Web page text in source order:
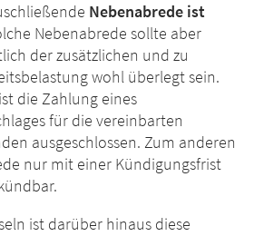
Nebenabrede ist
Nebenabrede sollte aber
der zusätzlichen und zu
wohl überlegt sein.
die Zahlung eines
für die vereinbarten
ausgeschlossen. Zum anderen
nur mit einer Kündigungsfrist
ist darüber hinaus diese